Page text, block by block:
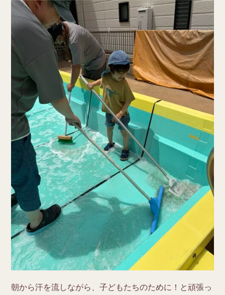
朝から汗を流しながら、子どもたちのために！と頑張っ